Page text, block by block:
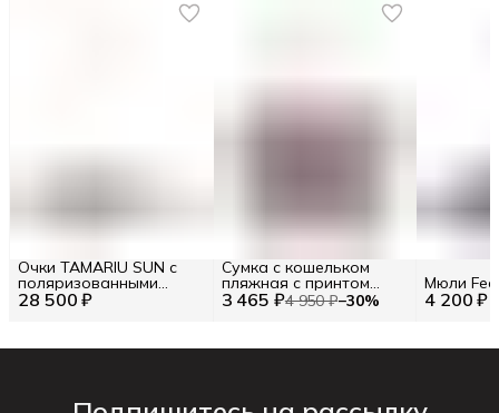
28 500 ₽
Очки TAMARIU SUN с
поляризованными
линзами TAMARIU SUN 3 465 ₽4 950 ₽−30%
Сумка с кошельком
пляжная с принтом
цветные полосы (86102) 4 200 ₽
Мюли